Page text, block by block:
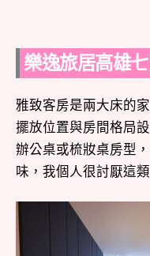
樂逸旅居高雄
雅致客房是兩大床的
擺放位置與房間格局
辦公桌或梳妝桌房型
味，我個人很討厭這